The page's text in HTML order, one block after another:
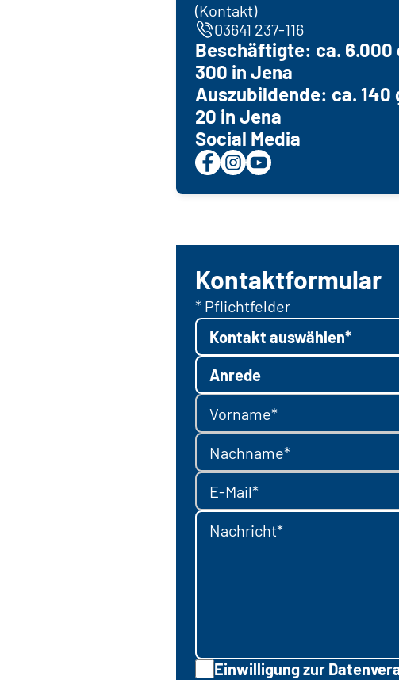
(Kontakt)
03641 237-116
Beschäftigte: ca. 6.000
300 in Jena
Auszubildende: ca. 140
20 in Jena
Social Media
Kontaktformular
* Pflichtfelder
Kontakt auswählen*
Anrede
Vorname*
Nachname*
E-Mail*
Nachricht*
Einwilligung zur